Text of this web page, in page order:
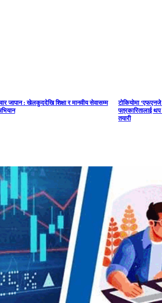
जापान : खेलकुददेखि शिक्षा र मानवीय सेवासम्म
टोकियोमा
पत्रकारितालाई
तयारी